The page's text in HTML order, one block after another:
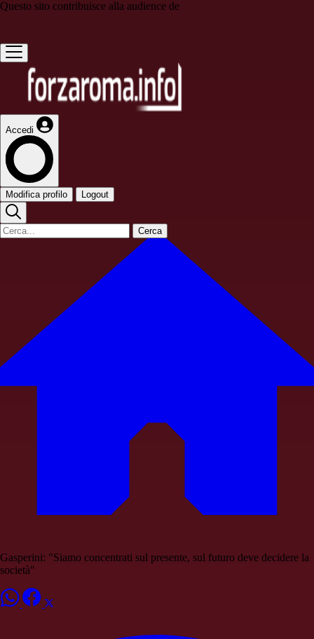
Questo sito contribuisce alla audience de
Accedi
Modifica profilo Logout
Cerca
Gasperini: "Siamo concentrati sul presente, sul futuro deve decidere la
società"